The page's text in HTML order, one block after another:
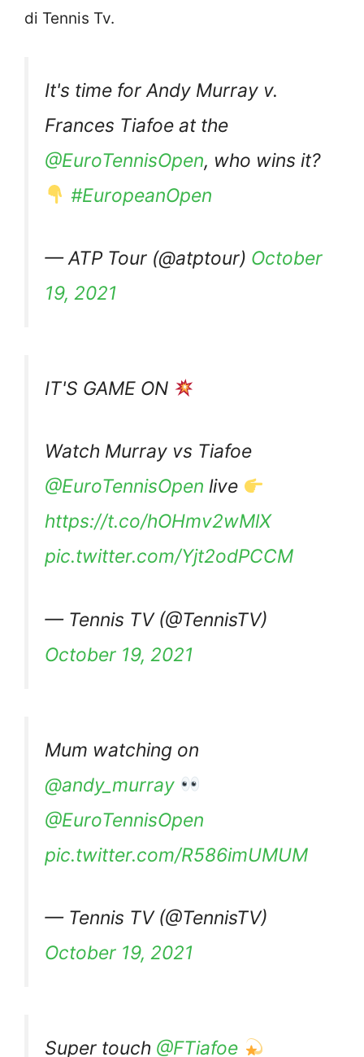
di Tennis Tv.
It's time for Andy Murray v.
Frances Tiafoe at the
@EuroTennisOpen, who wins it?
#EuropeanOpen
— ATP Tour (@atptour) October
19, 2021
IT'S GAME ON
Watch Murray vs Tiafoe
@EuroTennisOpen live
https://t.co/hOHmv2wMlX
pic.twitter.com/Yjt2odPCCM
— Tennis TV (@TennisTV)
October 19, 2021
Mum watching on
@andy_murray
@EuroTennisOpen
pic.twitter.com/R586imUMUM
— Tennis TV (@TennisTV)
October 19, 2021
Super touch @FTiafoe